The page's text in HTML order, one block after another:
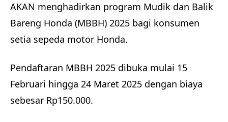
AKAN menghadirkan program Mudik dan Balik
Bareng Honda (MBBH) 2025 bagi konsumen
setia sepeda motor Honda.
Pendaftaran MBBH 2025 dibuka mulai 15
Februari hingga 24 Maret 2025 dengan biaya
sebesar Rp150.000.